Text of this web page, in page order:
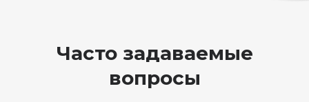
Часто задаваемые
вопросы